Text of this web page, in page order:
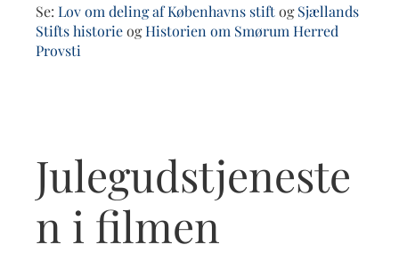
Se: Lov om deling af Københavns stiftogSjællands
Stifts historieogHistorien om Smørum Herred
Provsti
Julegudstjeneste
n i filmen